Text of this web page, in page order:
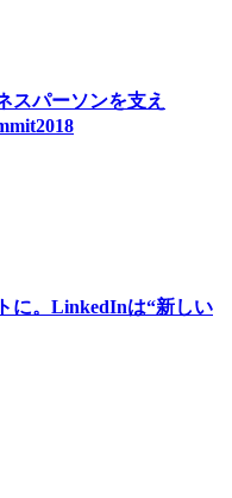
スパーソンを支え
に。LinkedInは“新しい